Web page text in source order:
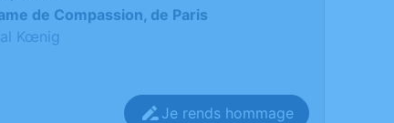
de Compassion, de Paris
Kœnig
Je rends hommage